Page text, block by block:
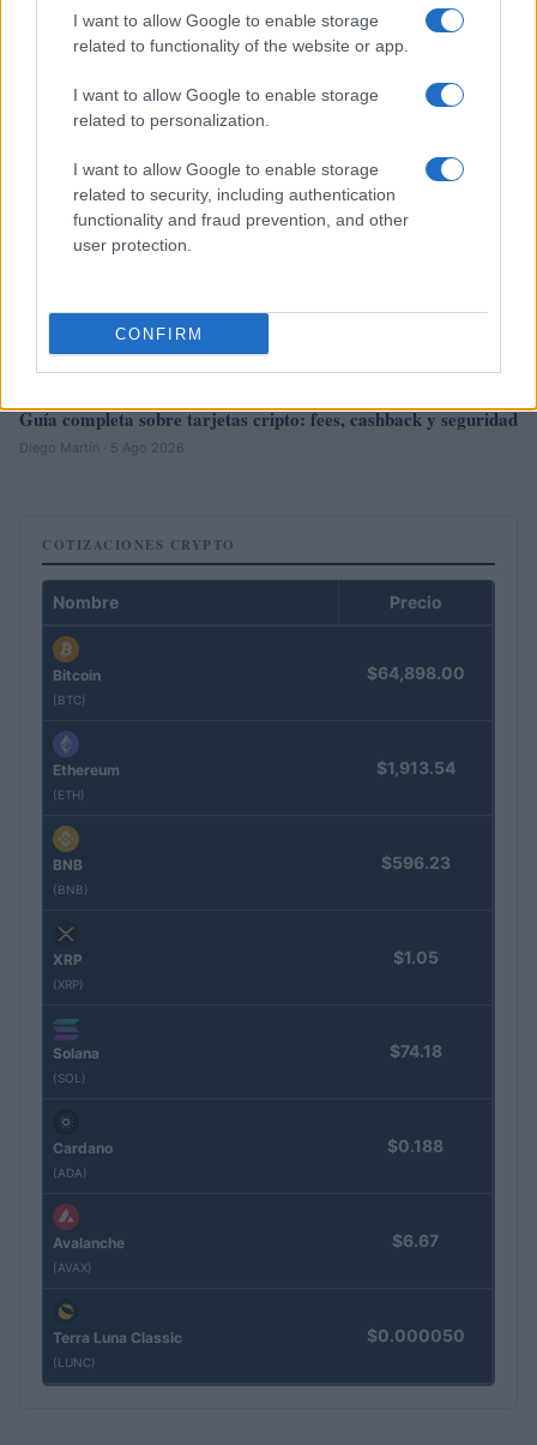
I want to allow Google to enable storage
related to functionality of the website or app.
I want to allow Google to enable storage
related to personalization.
I want to allow Google to enable storage
related to security, including authentication
functionality and fraud prevention, and other
user protection.
CONFIRM
Marta Ruiz · 5 Ago 2026
Guía completa sobre tarjetas cripto: fees, cashback y seguridad
Diego Martín · 5 Ago 2026
COTIZACIONES CRYPTO
Nombre Precio
Bitcoin
(BTC)
$64,898.00
Ethereum
(ETH)
$1,913.54
BNB
(BNB)
$596.23
XRP
(XRP)
$1.05
Solana
(SOL)
$74.18
Cardano
(ADA)
$0.188
Avalanche
(AVAX)
$6.67
Terra Luna Classic
(LUNC)
$0.000050